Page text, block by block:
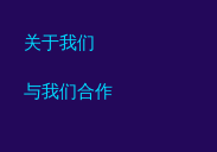
关于我们
与我们合作